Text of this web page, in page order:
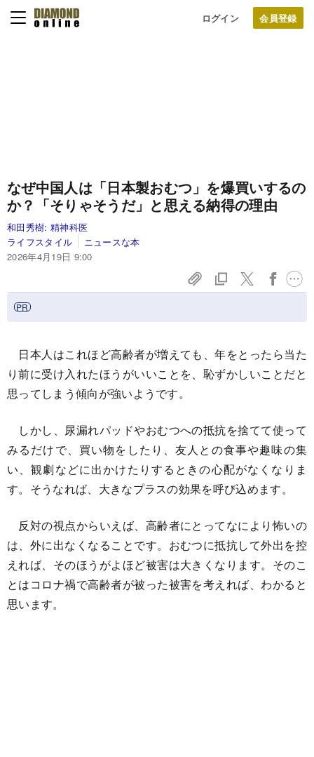
ログイン
なぜ中国人は「日本製おむつ」を爆買いするの
か？「そりゃそうだ」と思える納得の理由
和田秀樹: 精神科医
ライフスタイル
ニュースな本
2026年4月19日 9:00
日本人はこれほど高齢者が増えても、年をとったら当た
り前に受け入れたほうがいいことを、恥ずかしいことだと
思ってしまう傾向が強いようです。
しかし、尿漏れパッドやおむつへの抵抗を捨てて使って
みるだけで、買い物をしたり、友人との食事や趣味の集
い、観劇などに出かけたりするときの心配がなくなりま
す。そうなれば、大きなプラスの効果を呼び込めます。
反対の視点からいえば、高齢者にとってなにより怖いの
は、外に出なくなることです。おむつに抵抗して外出を控
えれば、そのほうがよほど被害は大きくなります。そのこ
とはコロナ禍で高齢者が被った被害を考えれば、わかると
思います。